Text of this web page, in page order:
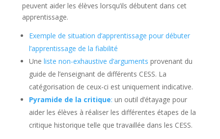
peuvent aider les élèves lorsqu’ils débutent dans cet
apprentissage.
Exemple de situation d’apprentissage pour débuter
l’apprentissage de la fiabilité
Une liste non-exhaustive d’arguments provenant du
guide de l’enseignant de différents CESS. La
catégorisation de ceux-ci est uniquement indicative.
Pyramide de la critique: un outil d’étayage pour
aider les élèves à réaliser les différentes étapes de la
critique historique telle que travaillée dans les CESS.